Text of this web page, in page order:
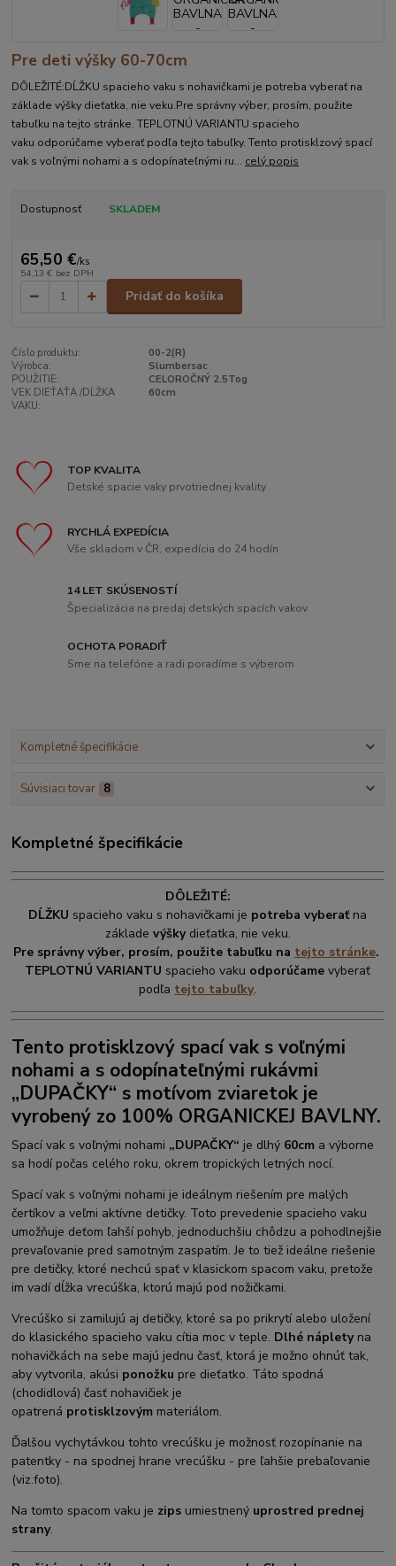
Pre deti výšky 60-70cm
DÔLEŽITÉ:DĹŽKU spacieho vaku s nohavičkami je potreba vyberať na
základe výšky dieťatka, nie veku.Pre správny výber, prosím, použite
tabuľku na tejto stránke. TEPLOTNÚ VARIANTU spacieho
vaku odporúčame vyberať podľa tejto tabuľky. Tento protisklzový spací
vak s voľnými nohami a s odopínateľnými ru... celý popis
Dostupnosť SKLADEM
65,50 €/ks
54,13 € bez DPH
Pridať do košíka
Číslo produktu:
00-2(R)
Výrobca:
Slumbersac
POUŽITIE:
CELOROČNÝ 2.5Tog
VEK DIEŤAŤA /DĹŽKA
VAKU:
60cm
TOP KVALITA
Detské spacie vaky prvotriednej kvality
RYCHLÁ EXPEDÍCIA
Vše skladom v ČR, expedícia do 24 hodín
14 LET SKÚSENOSTÍ
Špecializácia na predaj detských spacích vakov
OCHOTA PORADIŤ
Sme na telefóne a radi poradíme s výberom
Kompletné špecifikácie
Súvisiaci tovar 8
Kompletné špecifikácie
DÔLEŽITÉ:
DĹŽKU spacieho vaku s nohavičkami je potreba vyberať na
základe výšky dieťatka, nie veku.
Pre správny výber, prosím, použite tabuľku na tejto stránke.
TEPLOTNÚ VARIANTU spacieho vaku odporúčamevyberať
podľa tejto tabuľky.
Tento protisklzový spací vak s voľnými
nohami a s odopínateľnými rukávmi
„DUPAČKY“ s motívom zviaretok je
vyrobený zo 100% ORGANICKEJ BAVLNY.
Spací vak s voľnými nohami „DUPAČKY“ je dlhý 60cm a výborne
sa hodí počas celého roku, okrem tropických letných nocí.
Spací vak s voľnými nohami je ideálnym riešením pre malých
čertíkov a veľmi aktívne detičky. Toto prevedenie spacieho vaku
umožňuje deťom ľahší pohyb, jednoduchšiu chôdzu a pohodlnejšie
prevaľovanie pred samotným zaspatím. Je to tiež ideálne riešenie
pre detičky, ktoré nechcú spať v klasickom spacom vaku, pretože
im vadí dĺžka vrecúška, ktorú majú pod nožičkami.
Vrecúško si zamilujú aj detičky, ktoré sa po prikrytí alebo uložení
do klasického spacieho vaku cítia moc v teple. Dlhé nápletyna
nohavičkách na sebe majú jednu časť, ktorá je možno ohnúť tak,
aby vytvorila, akúsi ponožku pre dieťatko. Táto spodná
(chodidlová) časť nohavičiek je
opatrená protisklzovým materiálom.
Ďalšou vychytávkou tohto vrecúšku je možnosť rozopínanie na
patentky - na spodnej hrane vrecúšku - pre ľahšie prebaľovanie
(viz.foto).
Na tomto spacom vaku je zips umiestnený uprostred prednej
strany.